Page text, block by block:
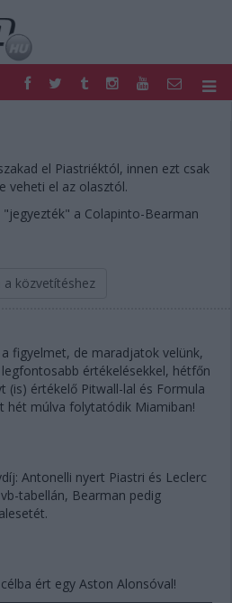
HAZAI
EGYÉB
SHOP
el Piastriéktól, innen ezt csak
veheti el az olasztól.
"jegyezték" a Colapinto-Bearman
a közvetítéshez
figyelmet, de maradjatok velünk,
értékelésekkel, hétfőn
(is) értékelő Pitwall-lal és Formula
hét múlva folytatódik Miamiban!
Antonelli nyert Piastri és Leclerc
tabellán, Bearman pedig
ért egy Aston Alonsóval!